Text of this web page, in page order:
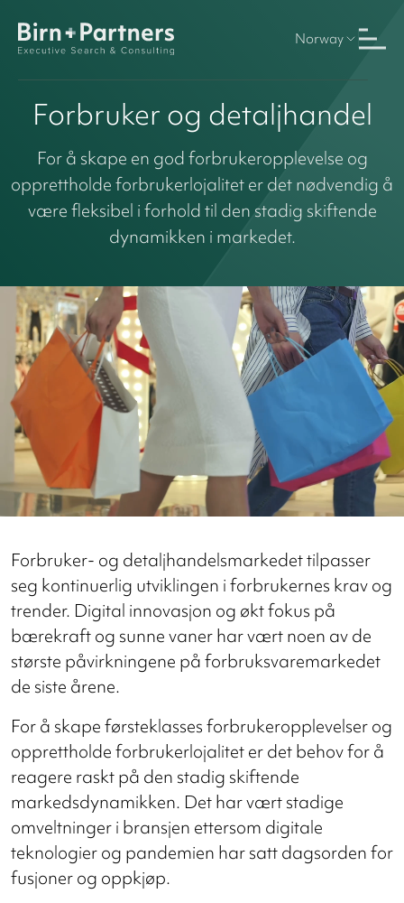
Norway
Forbruker og detaljhandel
For å skape en god forbrukeropplevelse og
opprettholde forbrukerlojalitet er det nødvendig å
være fleksibel i forhold til den stadig skiftende
dynamikken i markedet.
Forbruker- og detaljhandelsmarkedet tilpasser
seg kontinuerlig utviklingen i forbrukernes krav og
trender. Digital innovasjon og økt fokus på
bærekraft og sunne vaner har vært noen av de
største påvirkningene på forbruksvaremarkedet
de siste årene.
For å skape førsteklasses forbrukeropplevelser og
opprettholde forbrukerlojalitet er det behov for å
reagere raskt på den stadig skiftende
markedsdynamikken. Det har vært stadige
omveltninger i bransjen ettersom digitale
teknologier og pandemien har satt dagsorden for
fusjoner og oppkjøp.